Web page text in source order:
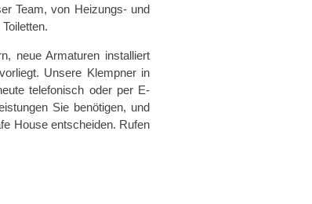
Team, von Heizungs- und
neue Armaturen installiert
Unsere Klempner in
telefonisch oder per E-
Sie benötigen, und
House entscheiden. Rufen